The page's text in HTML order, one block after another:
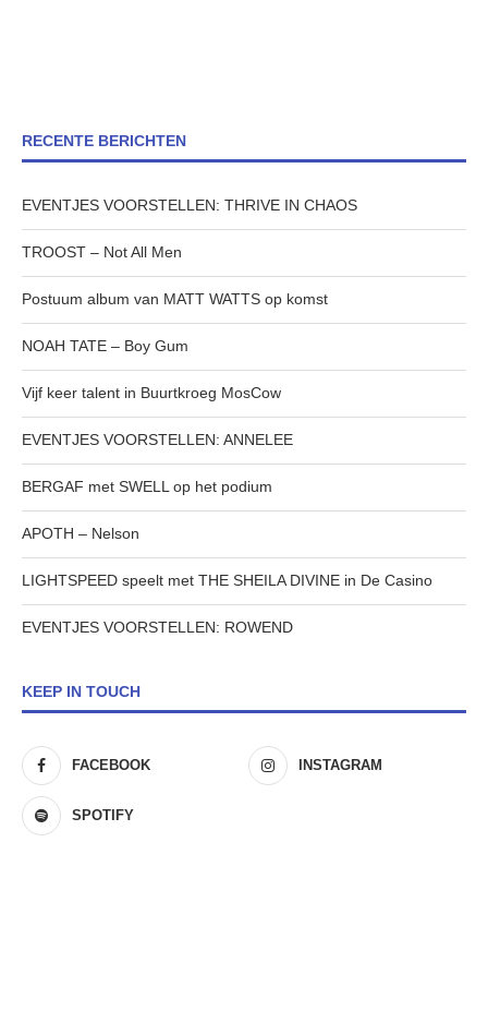
RECENTE BERICHTEN
EVENTJES VOORSTELLEN: THRIVE IN CHAOS
TROOST – Not All Men
Postuum album van MATT WATTS op komst
NOAH TATE – Boy Gum
Vijf keer talent in Buurtkroeg MosCow
EVENTJES VOORSTELLEN: ANNELEE
BERGAF met SWELL op het podium
APOTH – Nelson
LIGHTSPEED speelt met THE SHEILA DIVINE in De Casino
EVENTJES VOORSTELLEN: ROWEND
KEEP IN TOUCH
FACEBOOK INSTAGRAM
SPOTIFY